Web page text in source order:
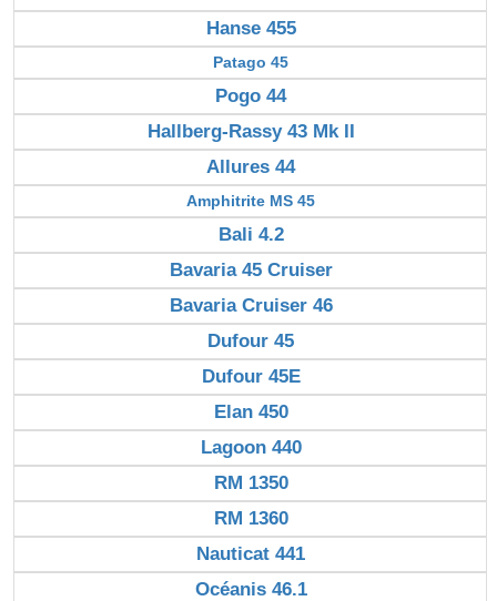
Hanse 455
Patago 45
Pogo 44
Hallberg-Rassy 43 Mk II
Allures 44
Amphitrite MS 45
Bali 4.2
Bavaria 45 Cruiser
Bavaria Cruiser 46
Dufour 45
Dufour 45E
Elan 450
Lagoon 440
RM 1350
RM 1360
Nauticat 441
Océanis 46.1